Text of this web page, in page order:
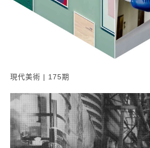
現代美術 | 175期